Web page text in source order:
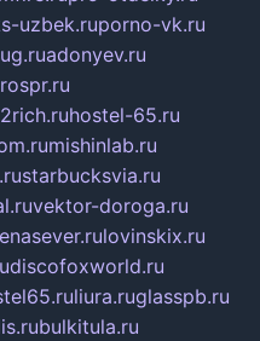
uzbek.ruporno-vk.ru
adonyev.ru
2rich.ruhostel-65.ru
mishinlab.ru
starbucksvia.ru
vektor-doroga.ru
lovinskix.ru
discofoxworld.ru
liura.ruglasspb.ru
bulkitula.ru